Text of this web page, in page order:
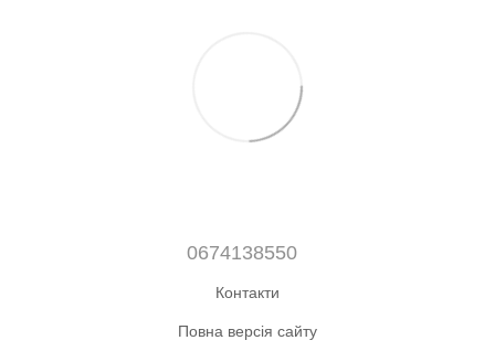
0674138550
Контакти
Повна версія сайту